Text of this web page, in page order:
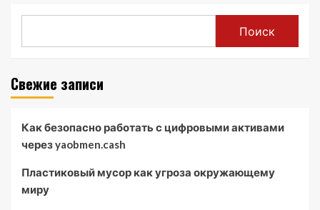
Поиск
Свежие записи
Как безопасно работать с цифровыми активами
через yaobmen.cash
Пластиковый мусор как угроза окружающему
миру